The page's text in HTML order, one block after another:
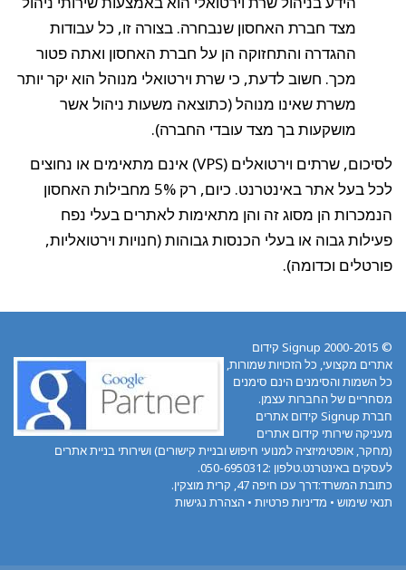
מצד חברת האחסון שנבחרה. בצורה זו, כל עבודות
ההגדרה והתחזוקה הן על חברת האחסון ואתה פטור
מכך. חשוב לדעת, כי שרת וירטואלי מנוהל הוא יקר יותר
משרת שאינו מנוהל (כתוצאה משעות ניהול אשר
מושקעות בך מצד עובדי החברה).
לסיכום, שרתים וירטואלים (VPS) אינם מתאימים או נחוצים
לכל בעל אתר באינטרנט. כיום, רק 5% מחבילות האחסון
הנמכרות הן מסוג זה והן מתאימות לאתרים בעלי נפח
פעילות גבוה או בעלי הכנסות גבוהות (חנויות וירטואליות,
פורטלים וכדומה).
© 2000-2015 Signup קידום
אתרים מקצועי, כל הזכויות שמורות,
כל השמות והסימנים הינם סימנים
מסחריים של החברות עצמן.
חברת Signup קידום אתרים
מעניקה שירותי קידום אתרים
(מחקר, אופטימיזציה למנועי חיפוש ובניית קישורים) ושירותי בניית אתרים
לעסקים באינטרנט.טלפון :050-6950312.
כתובת המשרד:דרך עכו חיפה 47, קרית מוצקין.
תנאי שימוש • מדיניות פרטיות • הצהרת נגישות